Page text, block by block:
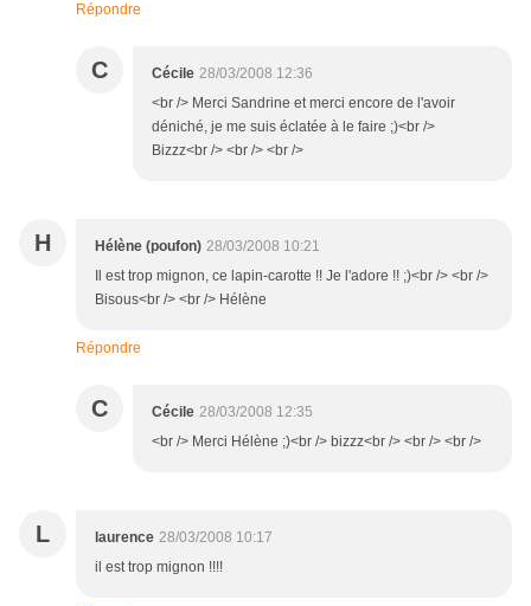
Répondre
C Cécile 28/03/2008 12:36
<br /> Merci Sandrine et merci encore de l'avoir
déniché, je me suis éclatée à le faire ;)<br />
Bizzz<br /> <br /> <br />
H Hélène (poufon) 28/03/2008 10:21
Il est trop mignon, ce lapin-carotte !! Je l'adore !! ;)<br /> <br />
Bisous<br /> <br /> Hélène
Répondre
C Cécile 28/03/2008 12:35
<br /> Merci Hélène ;)<br /> bizzz<br /> <br /> <br />
L laurence 28/03/2008 10:17
il est trop mignon !!!!